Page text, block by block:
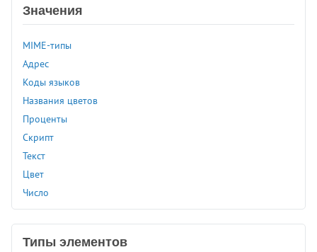
<u>
<ul>
<var>
<video>
<wbr>
<xmp>
Значения
MIME-типы
Адрес
Коды языков
Названия цветов
Проценты
Скрипт
Текст
Цвет
Число
Типы элементов